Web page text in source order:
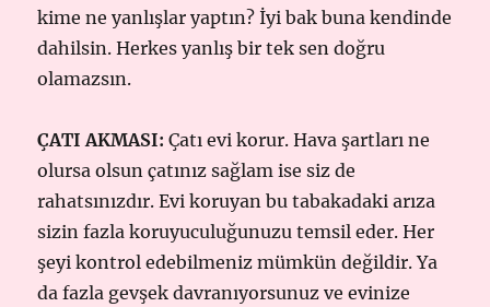
kime ne yanlışlar yaptın? İyi bak buna kendinde
dahilsin. Herkes yanlış bir tek sen doğru
olamazsın.
ÇATI AKMASI: Çatı evi korur. Hava şartları ne
olursa olsun çatınız sağlam ise siz de
rahatsınızdır. Evi koruyan bu tabakadaki arıza
sizin fazla koruyuculuğunuzu temsil eder. Her
şeyi kontrol edebilmeniz mümkün değildir. Ya
da fazla gevşek davranıyorsunuz ve evinize